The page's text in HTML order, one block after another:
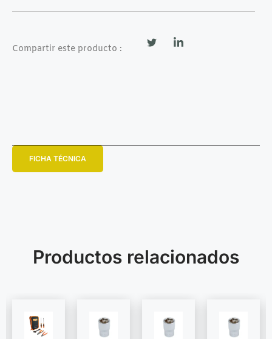
Compartir este producto :
FICHA TÉCNICA
Productos relacionados